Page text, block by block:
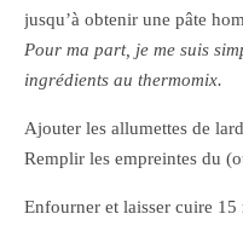
jusqu’à obtenir une pâte
Pour ma part, je me suis
ingrédients au thermomix.
Ajouter les allumettes de
Remplir les empreintes du
Enfourner et laisser cuire 15